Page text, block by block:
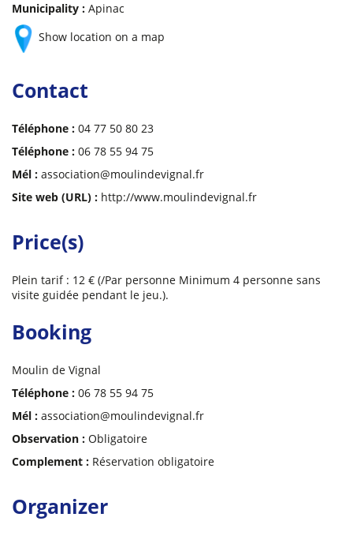
Municipality : Apinac
Show location on a map
Contact
Téléphone : 04 77 50 80 23
Téléphone : 06 78 55 94 75
Mél : association@moulindevignal.fr
Site web (URL) : http://www.moulindevignal.fr
Price(s)
Plein tarif : 12 € (/Par personne Minimum 4 personne sans
visite guidée pendant le jeu.).
Booking
Moulin de Vignal
Téléphone : 06 78 55 94 75
Mél : association@moulindevignal.fr
Observation : Obligatoire
Complement : Réservation obligatoire
Organizer